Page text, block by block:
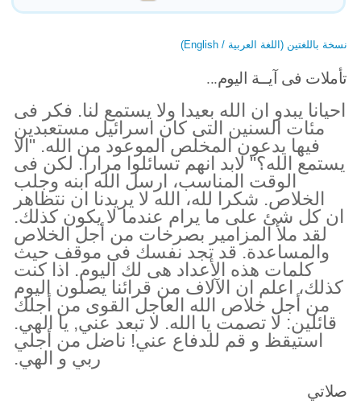
نسخة باللغتين (اللغة العربية / English)
تأملات فى آيــة اليوم...
احيانا يبدو ان الله بعيدا ولا يستمع لنا. فكر فى
مئات السنين التى كان اسرائيل مستعبدين
فيها يدعون المخلص الموعود من الله. "الا
يستمع الله؟" لابد انهم تسائلوا مرارا. لكن فى
الوقت المناسب، ارسل الله ابنه وجلب
الخلاص. شكرا لله، الله لا يريدنا ان نتظاهر
ان كل شئ على ما يرام عندما لا يكون كذلك.
لقد ملأ المزامير بصرخات من أجل الخلاص
والمساعدة. قد تجد نفسك فى موقف حيث
كلمات هذه الأعداد هى لك اليوم. اذا كنت
كذلك، اعلم ان الآلاف من قرائنا يصلون اليوم
من أجل خلاص الله العاجل القوى من أجلك
قائلين: لا تصمت يا الله. لا تبعد عني, يا الهي.
استيقظ و قم للدفاع عني! ناضل من أجلي
ربي و الهي.
صلاتي